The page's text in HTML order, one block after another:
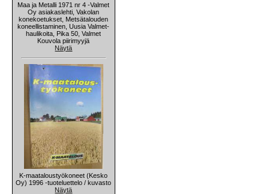
Maa ja Metalli 1971 nr 4 -Valmet
Oy asiakaslehti, Vakolan
konekoetukset, Metsätalouden
koneellistaminen, Uusia Valmet-
haulikoita, Pika 50, Valmet
Kouvola piirimyyjä
Näytä
K-maataloustyökoneet (Kesko
Oy) 1996 -tuoteluettelo / kuvasto
Näytä